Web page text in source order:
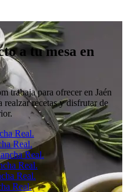
a tu mesa en
trabaja para ofrecer en Jaén
recetas y disfrutar de
Real.
Real.
Real.
Real.
Real.
Real.